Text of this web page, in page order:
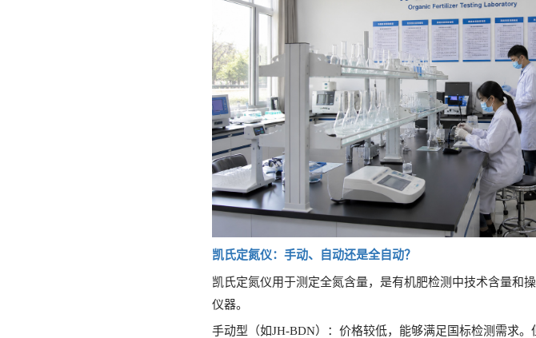
凯氏定氮仪：手动、自动还是全自动？
凯氏定氮仪用于测定全氮含量，是有机肥检测中技术含量和
仪器。
手动型（如JH-BDN）：价格较低，能够满足国标检测需求